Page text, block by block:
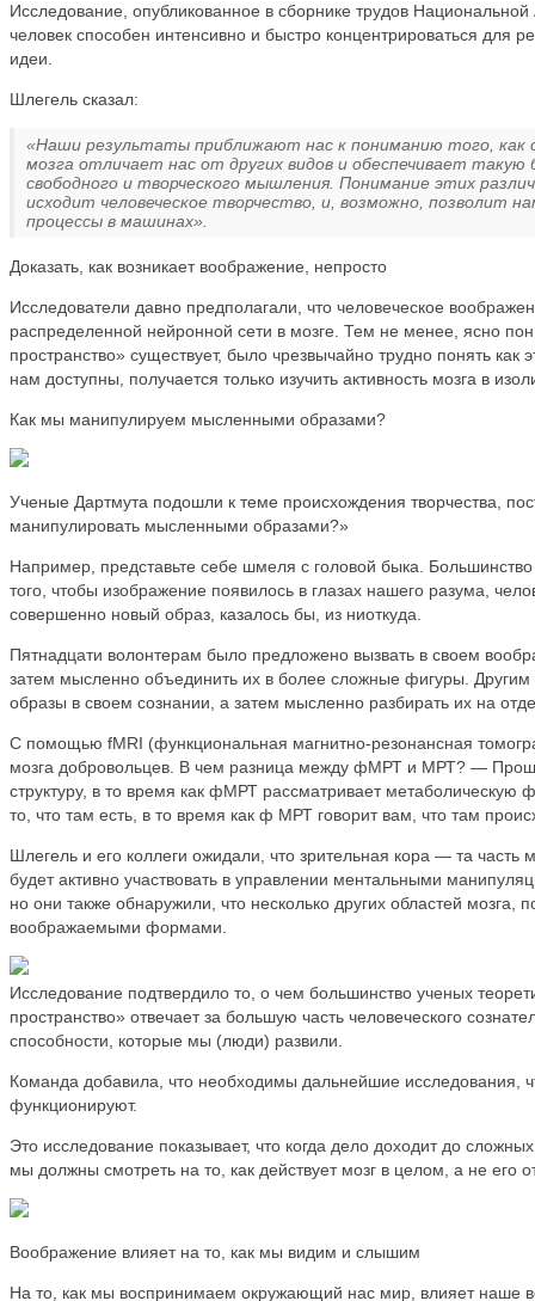
Исследование, опубликованное в сборнике трудов
человек способен интенсивно и быстро концентрироваться для
идеи.
Шлегель сказал:
«Наши результаты приближают нас к пониманию того, как
мозга отличает нас от других видов и обеспечивает
свободного и творческого мышления. Понимание этих
исходит человеческое творчество, и, возможно, позволит
процессы в машинах».
Доказать, как возникает воображение, непросто
Исследователи давно предполагали, что человеческое
распределенной нейронной сети в мозге. Тем не менее, ясно
пространство» существует, было чрезвычайно трудно понять
нам доступны, получается только изучить активность мозга в
Как мы манипулируем мысленными образами?
Ученые Дартмута подошли к теме происхождения творчества,
манипулировать мысленными образами?»
Например, представьте себе шмеля с головой быка.
того, чтобы изображение появилось в глазах нашего разума,
совершенно новый образ, казалось бы, из ниоткуда.
Пятнадцати волонтерам было предложено вызвать в своем
затем мысленно объединить их в более сложные фигуры.
образы в своем сознании, а затем мысленно разбирать их на
С помощью fMRI (функциональная магнитно-резонансная
мозга добровольцев. В чем разница между фМРТ и МРТ? —
структуру, в то время как фМРТ рассматривает
то, что там есть, в то время как ф МРТ говорит вам, что там
Шлегель и его коллеги ожидали, что зрительная кора — та
будет активно участвовать в управлении ментальными
но они также обнаружили, что несколько других областей
воображаемыми формами.
Исследование подтвердило то, о чем большинство ученых
пространство» отвечает за большую часть человеческого
способности, которые мы (люди) развили.
Команда добавила, что необходимы дальнейшие исследования,
функционируют.
Это исследование показывает, что когда дело доходит до
мы должны смотреть на то, как действует мозг в целом, а не его
Воображение влияет на то, как мы видим и слышим
На то, как мы воспринимаем окружающий нас мир, влияет наше